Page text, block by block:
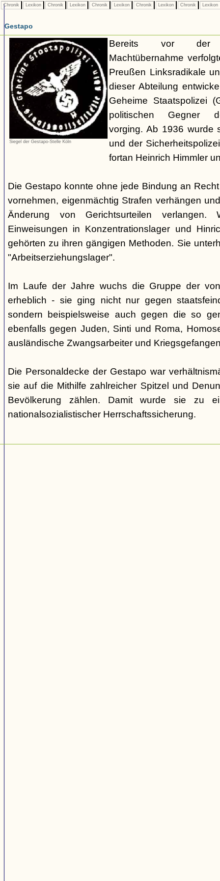
Chronik Lexikon Chronik Lexikon Chronik Lexikon Chronik Lexikon Chronik Lexikon
Gestapo
Siegel der Gestapo-Stelle Köln
Bereits vor der
Machtübernahme
Preußen Linksradikale
dieser Abteilung
Geheime Staatspolizei
politischen Gegner
vorging. Ab 1936 wurde
und der
fortan Heinrich Himmler
Die Gestapo konnte ohne jede Bindung an
vornehmen, eigenmächtig Strafen verhängen
Änderung von Gerichtsurteilen verlangen.
Einweisungen in Konzentrationslager und
gehörten zu ihren gängigen Methoden. Sie
"Arbeitserziehungslager".
Im Laufe der Jahre wuchs die Gruppe der
erheblich - sie ging nicht nur gegen
sondern beispielsweise auch gegen die so
ebenfalls gegen Juden, Sinti und Roma,
ausländische Zwangsarbeiter und
Die Personaldecke der Gestapo war
sie auf die Mithilfe zahlreicher Spitzel und
Bevölkerung zählen. Damit wurde sie zu
nationalsozialistischer Herrschaftssicherung.